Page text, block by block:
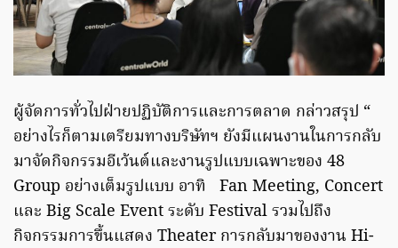
ผู้จัดการทั่วไปฝ่ายปฏิบัติการและการตลาด กล่าวสรุป “
อย่างไรก็ตามเตรียมทางบริษัทฯ ยังมีแผนงานในการกลับ
มาจัดกิจกรรมอีเว้นต์และงานรูปแบบเฉพาะของ 48
Group อย่างเต็มรูปแบบ อาทิ Fan Meeting, Concert
และ Big Scale Event ระดับ Festival รวมไปถึง
กิจกรรมการขึ้นแสดง Theater การกลับมาของงาน Hi-